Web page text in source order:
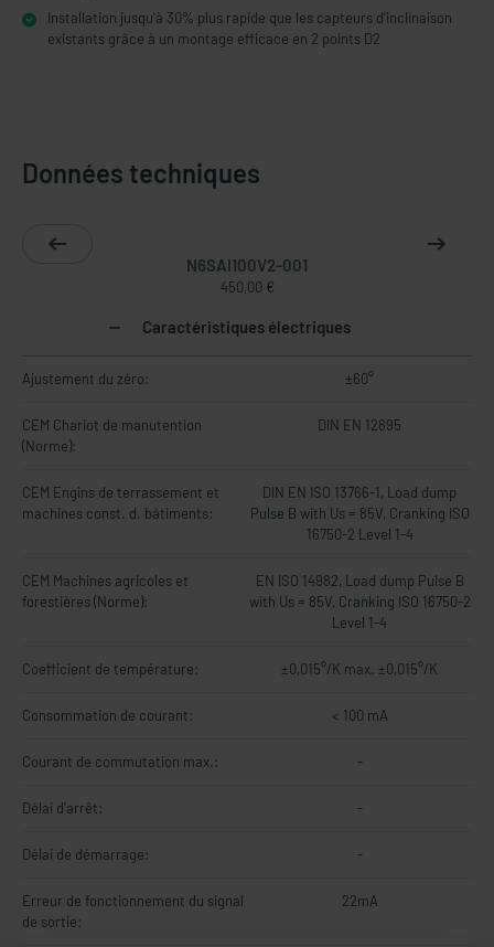
Installation jusqu'à 30% plus rapide que les capteurs d'inclinaison
existants grâce à un montage efficace en 2 points D2
Données techniques
N6SAI100V2-001
450,00 €
Caractéristiques électriques
Ajustement du zéro: ±60°
CEM Chariot de manutention
(Norme):
DIN EN 12895
CEM Engins de terrassement et
machines const. d. bâtiments:
DIN EN ISO 13766-1, Load dump
Pulse B with Us = 85V, Cranking ISO
16750-2 Level 1-4
CEM Machines agricoles et
forestières (Norme):
EN ISO 14982, Load dump Pulse B
with Us = 85V, Cranking ISO 16750-2
Level 1-4
Coefficient de température: ±0,015°/K max. ±0,015°/K
Consommation de courant: < 100 mA
Courant de commutation max.: -
Délai d'arrêt: -
Délai de démarrage: -
Erreur de fonctionnement du signal
de sortie:
22mA